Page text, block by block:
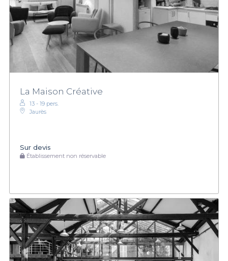
La Maison Créative
13 - 19 pers.
Jaurès
Sur devis
Établissement non réservable